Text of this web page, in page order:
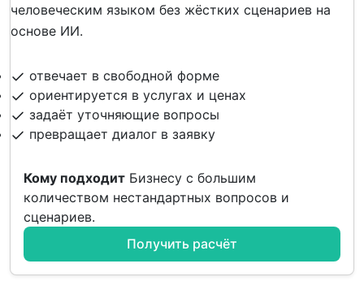
человеческим языком без жёстких сценариев на
основе ИИ.
отвечает в свободной форме
ориентируется в услугах и ценах
задаёт уточняющие вопросы
превращает диалог в заявку
Кому подходит Бизнесу с большим
количеством нестандартных вопросов и
сценариев.
Получить расчёт